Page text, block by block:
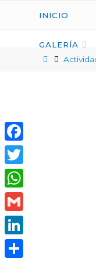
INICIO
GALERÍA
Facebook
Twitter
WhatsApp
Gmail
LinkedIn